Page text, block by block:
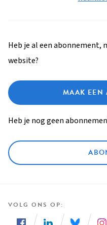
Heb je al een abonnement,
website?
MAAK EEN
Heb je nog geen
VOLG ONS OP